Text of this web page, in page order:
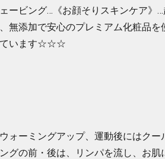
ービング…《お顔そりスキンケア》
無添加で安心のプレミアム化粧品を
ています☆☆☆
ォーミングアップ、運動後にはクー
グの前・後は、リンパを流し、お肌